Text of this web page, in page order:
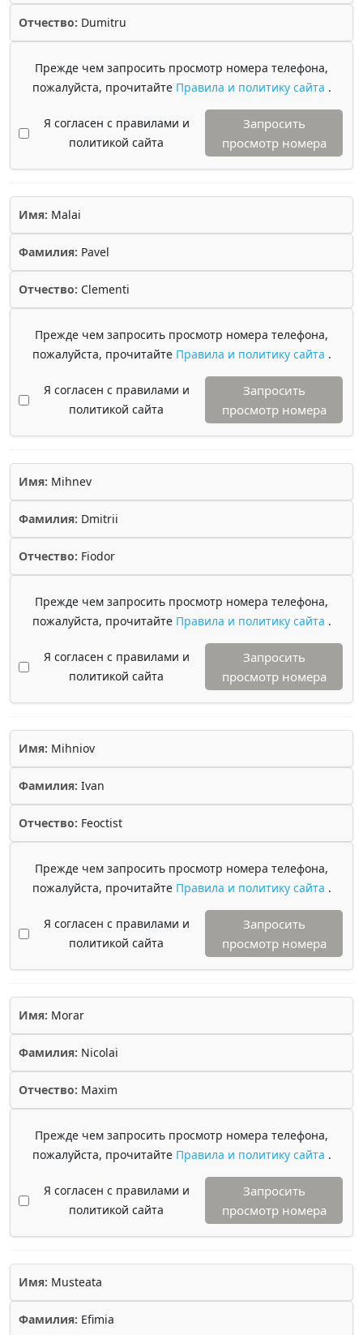
Отчество: Dumitru
Прежде чем запросить просмотр номера телефона,
пожалуйста, прочитайте Правила и политику сайта .
Я согласен с правилами и
политикой сайта
Запросить
просмотр номера
Имя: Malai
Фамилия: Pavel
Отчество: Clementi
Прежде чем запросить просмотр номера телефона,
пожалуйста, прочитайте Правила и политику сайта .
Я согласен с правилами и
политикой сайта
Запросить
просмотр номера
Имя: Mihnev
Фамилия: Dmitrii
Отчество: Fiodor
Прежде чем запросить просмотр номера телефона,
пожалуйста, прочитайте Правила и политику сайта .
Я согласен с правилами и
политикой сайта
Запросить
просмотр номера
Имя: Mihniov
Фамилия: Ivan
Отчество: Feoctist
Прежде чем запросить просмотр номера телефона,
пожалуйста, прочитайте Правила и политику сайта .
Я согласен с правилами и
политикой сайта
Запросить
просмотр номера
Имя: Morar
Фамилия: Nicolai
Отчество: Maxim
Прежде чем запросить просмотр номера телефона,
пожалуйста, прочитайте Правила и политику сайта .
Я согласен с правилами и
политикой сайта
Запросить
просмотр номера
Имя: Musteata
Фамилия: Efimia